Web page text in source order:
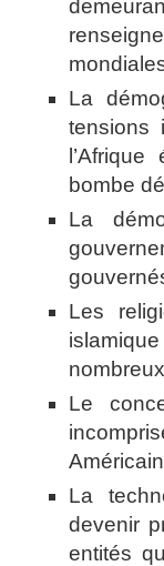
La
tensions
bombe
La
Les
Le
La
devenir
entités